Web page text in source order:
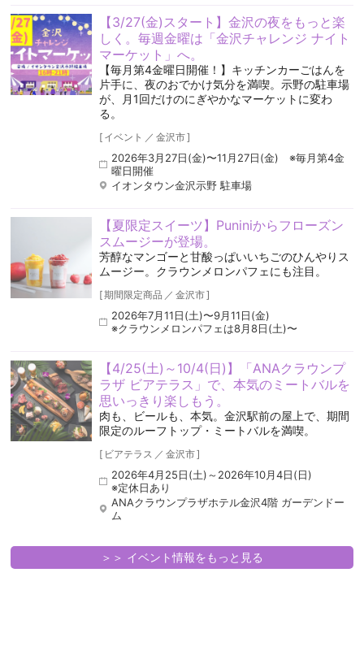
【3/27(金)スタート】金沢の夜をもっと楽
しく。毎週金曜は「金沢チャレンジ ナイト
マーケット」へ。
【毎月第4金曜日開催！】キッチンカーごはんを
片手に、夜のおでかけ気分を満喫。示野の駐車場
が、月1回だけのにぎやかなマーケットに変わ
る。
[ イベント ／ 金沢市]
2026年3月27日(金)〜11月27日(金) ※毎月第4金
曜日開催
イオンタウン金沢示野 駐車場
【夏限定スイーツ】Puniniからフローズン
スムージーが登場。
芳醇なマンゴーと甘酸っぱいいちごのひんやりス
ムージー。クラウンメロンパフェにも注目。
[期間限定商品 ／ 金沢市]
2026年7月11日(土)〜9月11日(金)
※クラウンメロンパフェは8月8日(土)〜
【4/25(土)～10/4(日)】「ANAクラウンプ
ラザ ビアテラス」で、本気のミートバルを
思いっきり楽しもう。
肉も、ビールも、本気。金沢駅前の屋上で、期間
限定のルーフトップ・ミートバルを満喫。
[ ビアテラス ／ 金沢市]
2026年4月25日(土)～2026年10月4日(日)
※定休日あり
ANAクラウンプラザホテル金沢4階 ガーデンドー
ム
＞＞ イベント情報をもっと見る